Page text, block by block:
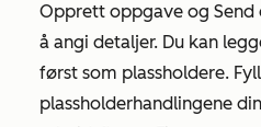
Opprett oppgave og Send
å angi detaljer. Du kan
først som plassholdere.
plassholderhandlingene